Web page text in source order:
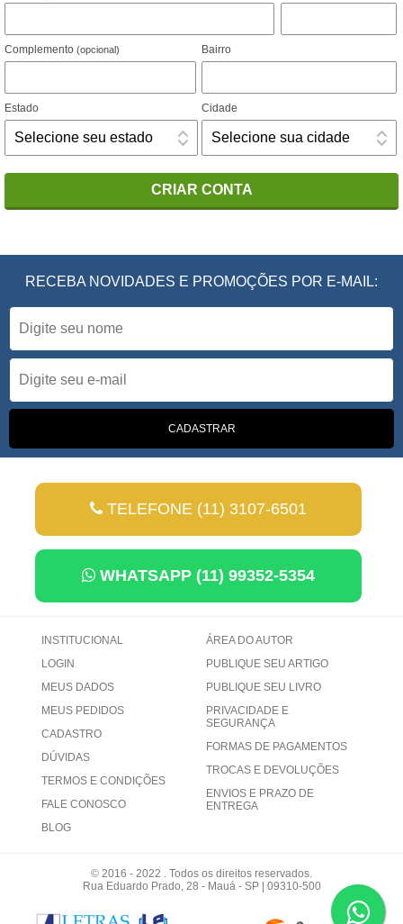
Complemento (opcional) Bairro
Estado Cidade
CRIAR CONTA
RECEBA NOVIDADES E PROMOÇÕES POR E-MAIL:
TELEFONE (11) 3107-6501
WHATSAPP (11) 99352-5354
INSTITUCIONAL
LOGIN
MEUS DADOS
MEUS PEDIDOS
CADASTRO
DÚVIDAS
TERMOS E CONDIÇÕES
FALE CONOSCO
BLOG
ÁREA DO AUTOR
PUBLIQUE SEU ARTIGO
PUBLIQUE SEU LIVRO
PRIVACIDADE E
SEGURANÇA
FORMAS DE PAGAMENTOS
TROCAS E DEVOLUÇÕES
ENVIOS E PRAZO DE
ENTREGA
© 2016 - 2022 . Todos os direitos reservados.
Rua Eduardo Prado, 28 - Mauá - SP | 09310-500